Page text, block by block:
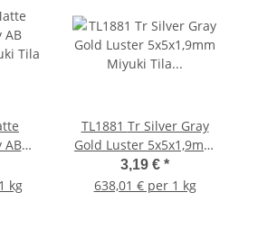
AB
kg
TL1881 Tr Silver Gray
Gold Luster 5x5x1,9mm
Miyuki Tila Beads
3,19 € *
638,01 € per 1 kg